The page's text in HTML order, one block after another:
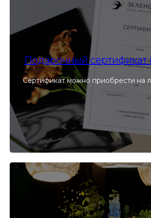
Подарочный сертификат
Сертификат можно приобрести на